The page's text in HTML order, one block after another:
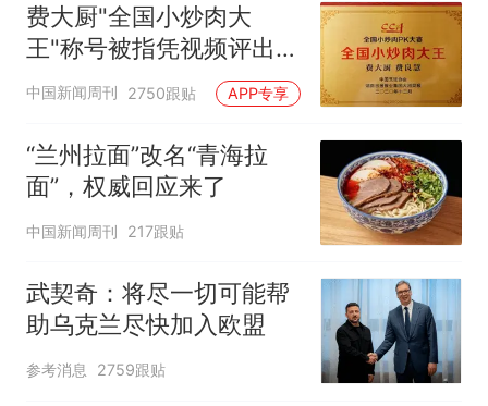
费大厨"全国小炒肉大
王"称号被指凭视频评出
官方回应
中国新闻周刊 2750跟贴 APP专享
“兰州拉面”改名“青海拉
面”，权威回应来了
中国新闻周刊 217跟贴
武契奇：将尽一切可能帮
助乌克兰尽快加入欧盟
参考消息 2759跟贴